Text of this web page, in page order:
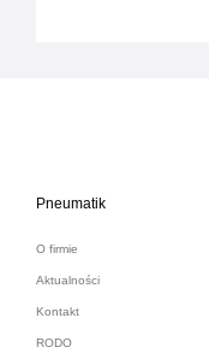
Pneumatik
O firmie
Aktualności
Kontakt
RODO